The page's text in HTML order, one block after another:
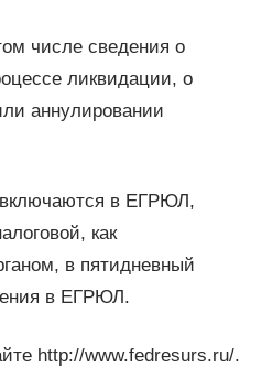
числе сведения о
ликвидации, о
аннулировании
в ЕГРЮЛ,
как
в пятидневный
в ЕГРЮЛ.
http://www.fedresurs.ru/.